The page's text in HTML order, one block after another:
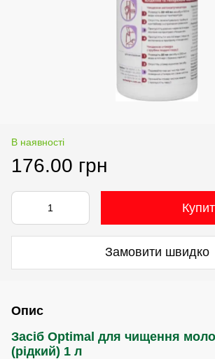
В наявності
176.00 грн
Замовити швидко
Опис
Засіб Optimal для чищення
(рідкий) 1 л